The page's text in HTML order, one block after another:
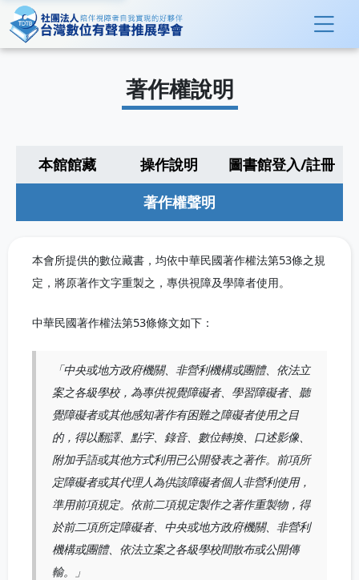
著作權說明
本館館藏 操作說明
圖書館登入/註冊
著作權聲明
本會所提供的數位藏書，均依中華民國著作權法第53條之規
定，將原著作文字重製之，專供視障及學障者使用。
中華民國著作權法第53條條文如下：
「中央或地方政府機關、非營利機構或團體、依法立
案之各級學校，為專供視覺障礙者、學習障礙者、聽
覺障礙者或其他感知著作有困難之障礙者使用之目
的，得以翻譯、點字、錄音、數位轉換、口述影像、
附加手語或其他方式利用已公開發表之著作。前項所
定障礙者或其代理人為供該障礙者個人非營利使用，
準用前項規定。依前二項規定製作之著作重製物，得
於前二項所定障礙者、中央或地方政府機關、非營利
機構或團體、依法立案之各級學校間散布或公開傳
輸。」